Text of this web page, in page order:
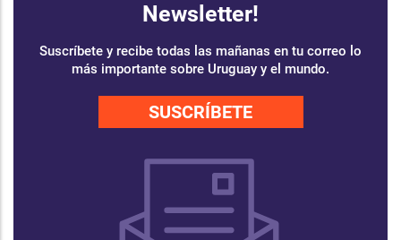
Newsletter!
Suscríbete y recibe todas las mañanas en tu correo lo
más importante sobre Uruguay y el mundo.
SUSCRÍBETE